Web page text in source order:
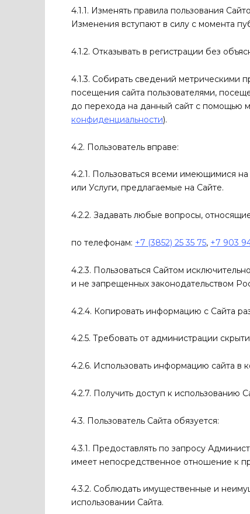
4.1.1. Изменять правила пользования
Изменения вступают в силу с момента
4.1.2. Отказывать в регистрации без
4.1.3. Собирать сведений метрическими
посещения сайта пользователями,
до перехода на данный сайт с помощью
конфиденциальности).
4.2. Пользователь вправе:
4.2.1. Пользоваться всеми имеющимися
или Услуги, предлагаемые на Сайте.
4.2.2. Задавать любые вопросы,
по телефонам: +7 (3852) 25 35 75, +7 903
4.2.3. Пользоваться Сайтом
и не запрещенных законодательством
4.2.4. Копировать информацию с Сайта
4.2.5. Требовать от администрации
4.2.6. Использовать информацию сайта в
4.2.7. Получить доступ к использованию
4.3. Пользователь Сайта обязуется:
4.3.1. Предоставлять по запросу
имеет непосредственное отношение к
4.3.2. Соблюдать имущественные и
использовании Сайта.